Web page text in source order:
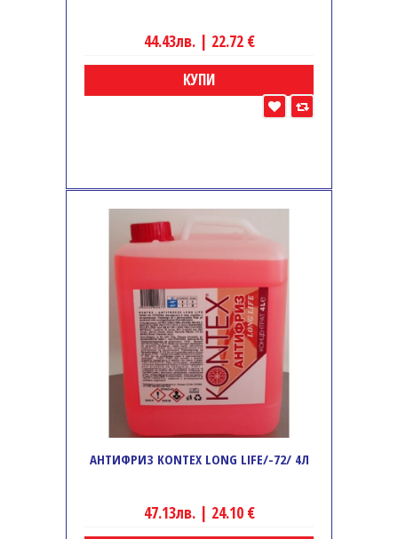
44.43лв. | 22.72 €
КУПИ
АНТИФРИЗ KONTEX LONG LIFE/-72/ 4Л
47.13лв. | 24.10 €